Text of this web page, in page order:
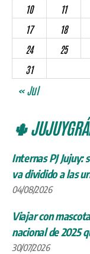
10
11
17
18
24
25
31
« Jul
🌵
Internas PJ Jujuy:
va dividido a las
04/08/2026
Viajar con
nacional de 2025
30/07/2026